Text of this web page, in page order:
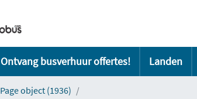
Ontvang busverhuur offertes! Landen
Page object (1936)